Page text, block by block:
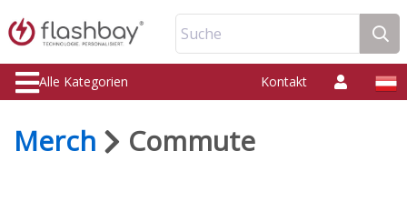
Suche
Alle Kategorien Kontakt
Merch Commute